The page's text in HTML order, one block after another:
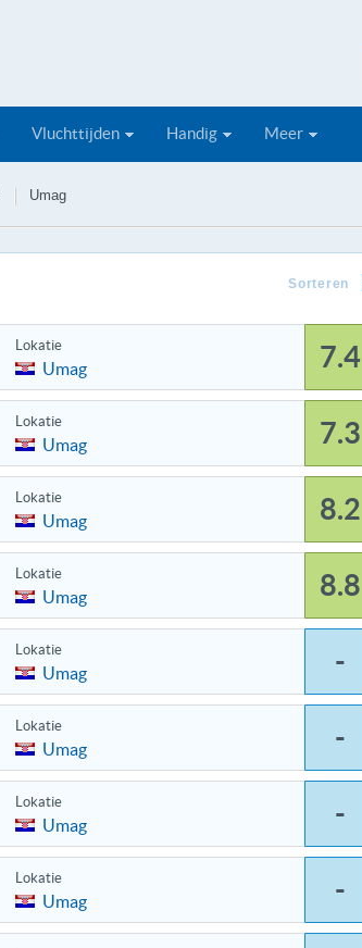
Vluchttijden Handig Meer
Umag
Sorteren
Lokatie
Umag 7.4
Lokatie
Umag 7.3
Lokatie
Umag 8.2
Lokatie
Umag 8.8
Lokatie
Umag -
Lokatie
Umag -
Lokatie
Umag -
Lokatie
Umag -